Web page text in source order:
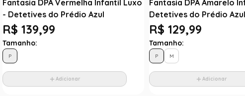
Fantasia DPA Vermelha Infantil Luxo
- Detetives do Prédio Azul
R$ 139,99
Tamanho:
P
Adicionar
Fantasia DPA Amarelo
Detetives do Prédio Azul
R$ 129,99
Tamanho:
P M
Adicionar